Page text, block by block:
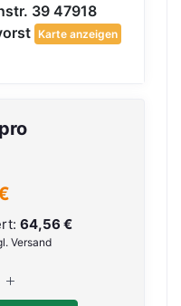
39 47918
Karte anzeigen
64,56 €
Versand